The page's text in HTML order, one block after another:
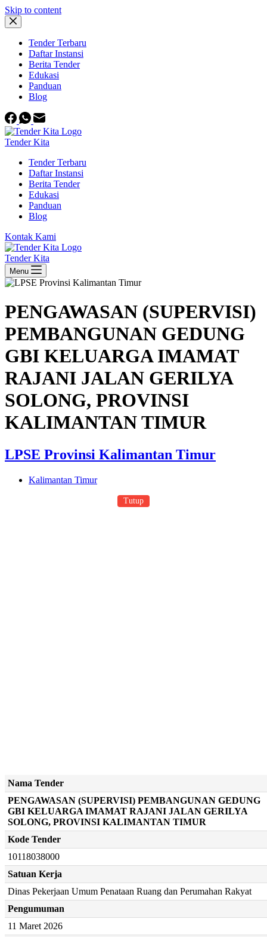
Skip to content
Tender Terbaru
Daftar Instansi
Berita Tender
Edukasi
Panduan
Blog
Tender Kita
Tender Terbaru
Daftar Instansi
Berita Tender
Edukasi
Panduan
Blog
Kontak Kami
Tender Kita
Menu
PENGAWASAN (SUPERVISI)
PEMBANGUNAN GEDUNG
GBI KELUARGA IMAMAT
RAJANI JALAN GERILYA
SOLONG, PROVINSI
KALIMANTAN TIMUR
LPSE Provinsi Kalimantan Timur
Kalimantan Timur
Tutup
Nama Tender
PENGAWASAN (SUPERVISI) PEMBANGUNAN GEDUNG
GBI KELUARGA IMAMAT RAJANI JALAN GERILYA
SOLONG, PROVINSI KALIMANTAN TIMUR
Kode Tender
10118038000
Satuan Kerja
Dinas Pekerjaan Umum Penataan Ruang dan Perumahan Rakyat
Pengumuman
11 Maret 2026